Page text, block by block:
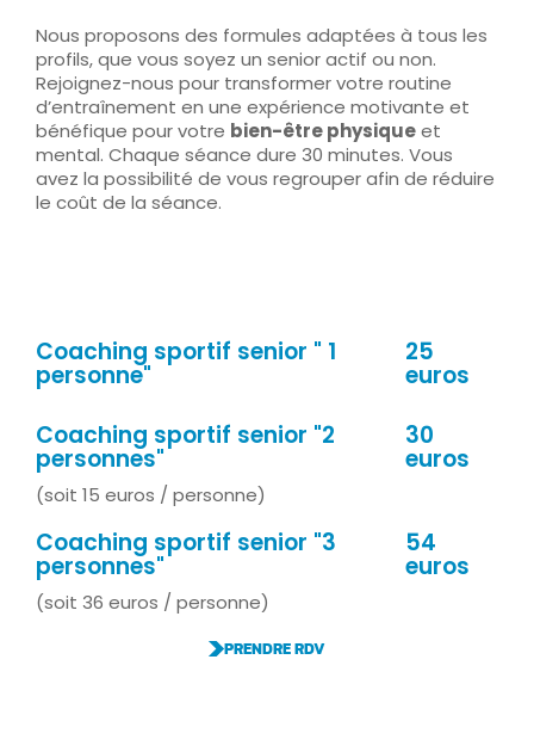
Nous proposons des formules adaptées à tous les
profils, que vous soyez un senior actif ou non.
Rejoignez-nous pour transformer votre routine
d’entraînement en une expérience motivante et
bénéfique pour votre bien-être physiqueet
mental. Chaque séance dure 30 minutes. Vous
avez la possibilité de vous regrouper afin de réduire
le coût de la séance.
Coaching sportif senior " 1
personne"
25
euros
Coaching sportif senior "2
personnes"
30
euros
(soit 15 euros / personne)
Coaching sportif senior "3
personnes"
54
euros
(soit 36 euros / personne)
PRENDRE RDV